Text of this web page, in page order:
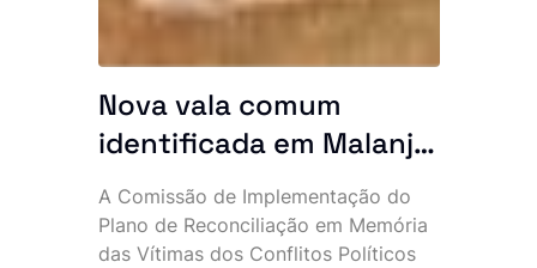
Nova vala comum
identificada em Malanje
com 41 corpos
A Comissão de Implementação do
Plano de Reconciliação em Memória
das Vítimas dos Conflitos Políticos